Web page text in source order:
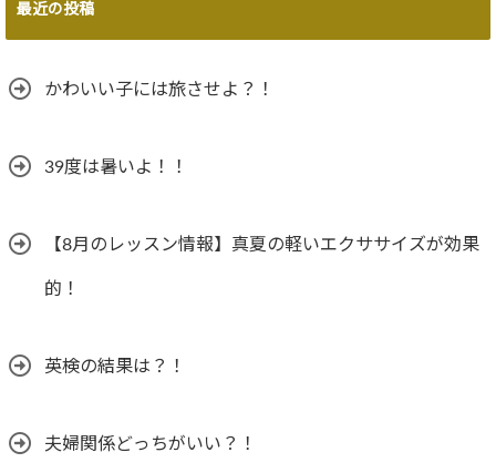
最近の投稿
かわいい子には旅させよ？！
39度は暑いよ！！
【8月のレッスン情報】真夏の軽いエクササイズが効果
的！
英検の結果は？！
夫婦関係どっちがいい？！